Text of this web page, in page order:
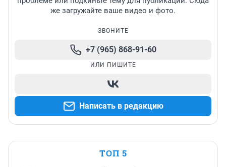
же загружайте ваше видео и фото.
ЗВОНИТЕ
+7 (965) 868-91-60
ИЛИ ПИШИТЕ
Написать в редакцию
ТОП 5